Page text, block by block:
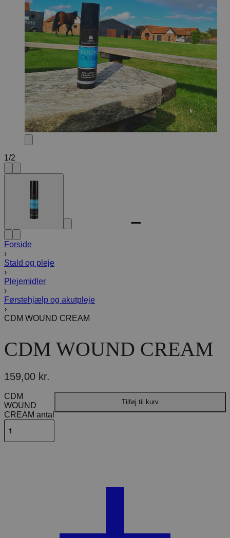
1/2
Forside
›
Stald og pleje
›
Plejemidler
›
Førstehjælp og akutpleje
›
CDM WOUND CREAM
CDM WOUND CREAM
159,00 kr.
CDM
WOUND
CREAM antal
Tilføj til kurv
Beskrivelse